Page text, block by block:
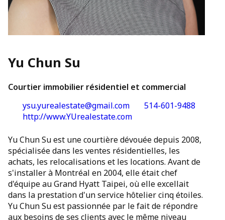
Yu Chun Su
Courtier immobilier résidentiel et commercial
ysu.yurealestate@gmail.com
514-601-9488
http://www.YUrealestate.com
Yu Chun Su est une courtière dévouée depuis 2008,
spécialisée dans les ventes résidentielles, les
achats, les relocalisations et les locations. Avant de
s'installer à Montréal en 2004, elle était chef
d'équipe au Grand Hyatt Taipei, où elle excellait
dans la prestation d'un service hôtelier cinq étoiles.
Yu Chun Su est passionnée par le fait de répondre
aux besoins de ses clients avec le même niveau